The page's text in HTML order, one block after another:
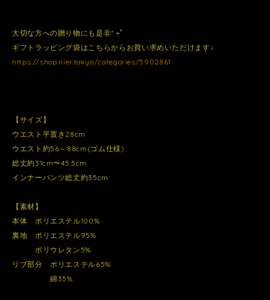
大切な方への贈り物にも是非*.+ﾟ
ギフトラッピング袋はこちらからお買い求めいただけます↓
https://shop.nier.tokyo/categories/5902861
【サイズ】
ウエスト平置き28cm
ウエスト約56～88cm(ゴム仕様)
総丈約31cm〜45.5cm
インナーパンツ総丈約35cm
【素材】
本体 ポリエステル100%
裏地 ポリエステル95%
ポリウレタン5%
リブ部分 ポリエステル65%
綿35%